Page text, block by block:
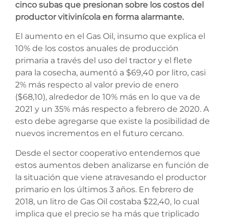
cinco subas que presionan sobre los costos del
productor vitivinícola en forma alarmante.
El aumento en el Gas Oil, insumo que explica el
10% de los costos anuales de producción
primaria a través del uso del tractor y el flete
para la cosecha, aumentó a $69,40 por litro, casi
2% más respecto al valor previo de enero
($68,10), alrededor de 10% más en lo que va de
2021 y un 35% más respecto a febrero de 2020. A
esto debe agregarse que existe la posibilidad de
nuevos incrementos en el futuro cercano.
Desde el sector cooperativo entendemos que
estos aumentos deben analizarse en función de
la situación que viene atravesando el productor
primario en los últimos 3 años. En febrero de
2018, un litro de Gas Oil costaba $22,40, lo cual
implica que el precio se ha más que triplicado